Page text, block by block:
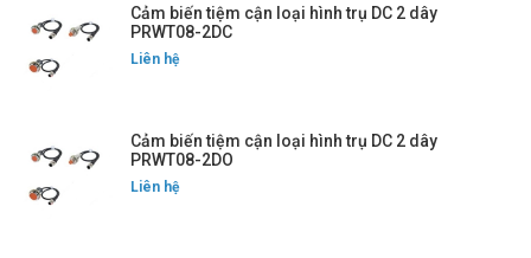
Cảm biến tiệm cận loại hình trụ DC 2 dây
PRWT08-2DC
Liên hệ
Cảm biến tiệm cận loại hình trụ DC 2 dây
PRWT08-2DO
Liên hệ